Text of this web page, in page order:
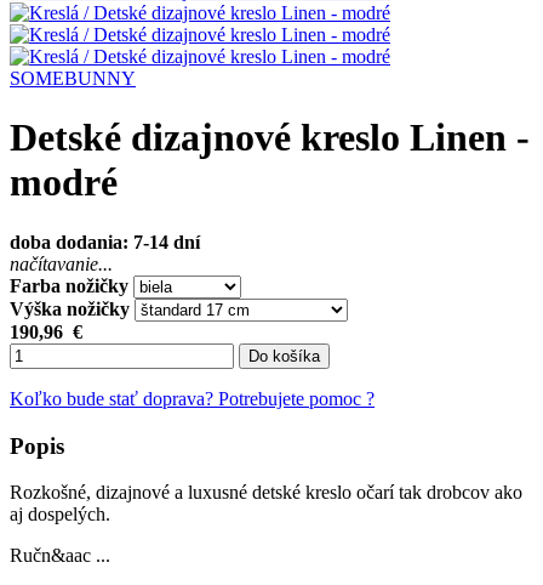
SOMEBUNNY
Detské dizajnové kreslo Linen -
modré
doba dodania: 7-14 dní
načítavanie...
Farba nožičky
Výška nožičky
190,96 €
Do košíka
Koľko bude stať doprava? Potrebujete pomoc ?
Popis
Rozkošné, dizajnové a luxusné detské kreslo očarí tak drobcov ako
aj dospelých.
Ručn&aac ...